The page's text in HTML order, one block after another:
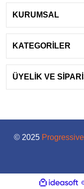
KURUMSAL
KATEGORİLER
ÜYELİK VE
© 2025